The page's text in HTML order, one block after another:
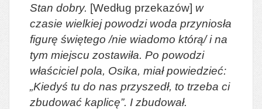
Stan dobry. [Według przekazów] w
czasie wielkiej powodzi woda przyniosła
figurę świętego /nie wiadomo którą/ i na
tym miejscu zostawiła. Po powodzi
właściciel pola, Osika, miał powiedzieć:
„Kiedyś tu do nas przyszedł, to trzeba ci
zbudować kaplicę”. I zbudował.